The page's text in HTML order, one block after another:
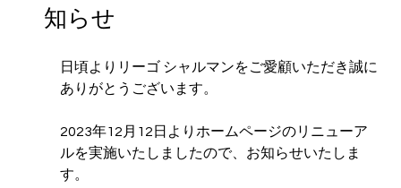
知らせ
日頃よりリーゴ シャルマンをご愛顧いただき誠に
ありがとうございます。
2023年12月12日よりホームページのリニューア
ルを実施いたしましたので、お知らせいたしま
す。